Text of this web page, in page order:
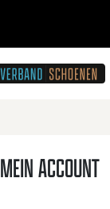
MEIN ACCOUNT